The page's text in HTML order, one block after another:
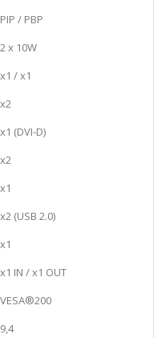
PIP / PBP
2 x 10W
x1 / x1
x2
x1 (DVI-D)
x2
x1
x2 (USB 2.0)
x1
x1 IN / x1 OUT
VESA®200
9,4